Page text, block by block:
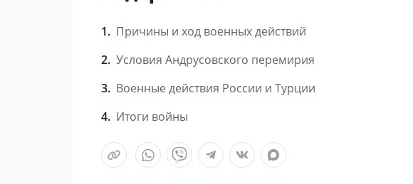
Причины и ход военных действий
Условия Андрусовского перемирия
Военные действия России и Турции
Итоги войны